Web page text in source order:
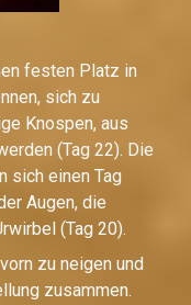
festen Platz in
sich zu
Knospen, aus
(Tag 22). Die
sich einen Tag
Augen, die
(Tag 20).
zu neigen und
zusammen.